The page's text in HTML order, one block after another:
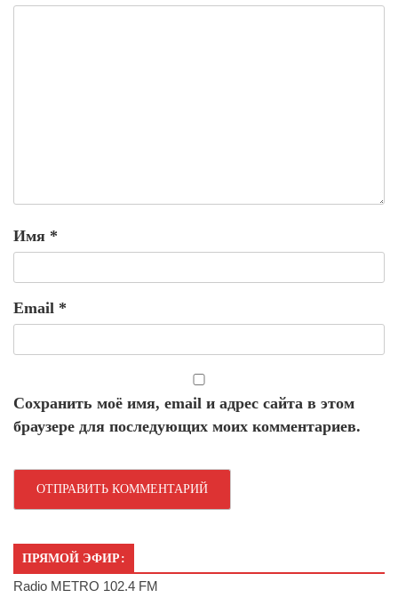
Имя *
Email *
Сохранить моё имя, email и адрес сайта в этом
браузере для последующих моих комментариев.
ПРЯМОЙ ЭФИР:
Radio METRO 102.4 FM